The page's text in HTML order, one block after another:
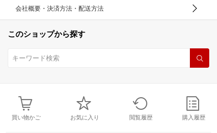
会社概要・決済方法・配送方法
このショップから探す
買い物かご お気に入り 閲覧履歴 購入履歴